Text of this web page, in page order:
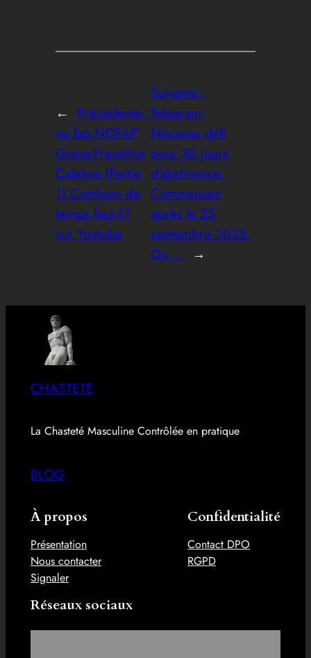
← Précédente :
no fap,NOFAP
Greve-Freveline
Caleline (Partie
1) Combien de
temps faut-il?
sur Youtube
Suivante :
Telegram:
Nouveau défi
pour 30 jours
d’abstinence.
Commencez
après le 25
septembre 2025.
Ou … →
CHASTETE
La Chasteté Masculine Contrôlée en pratique
BLOG
À propos
Présentation
Nous contacter
Signaler
Confidentialité
Contact DPO
RGPD
Réseaux sociaux